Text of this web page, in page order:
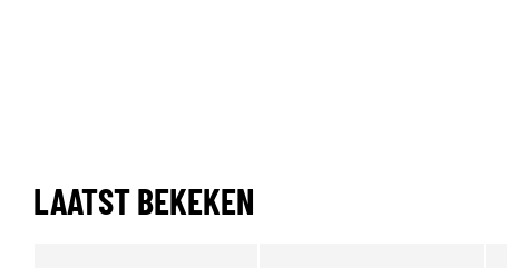
LAATST BEKEKEN